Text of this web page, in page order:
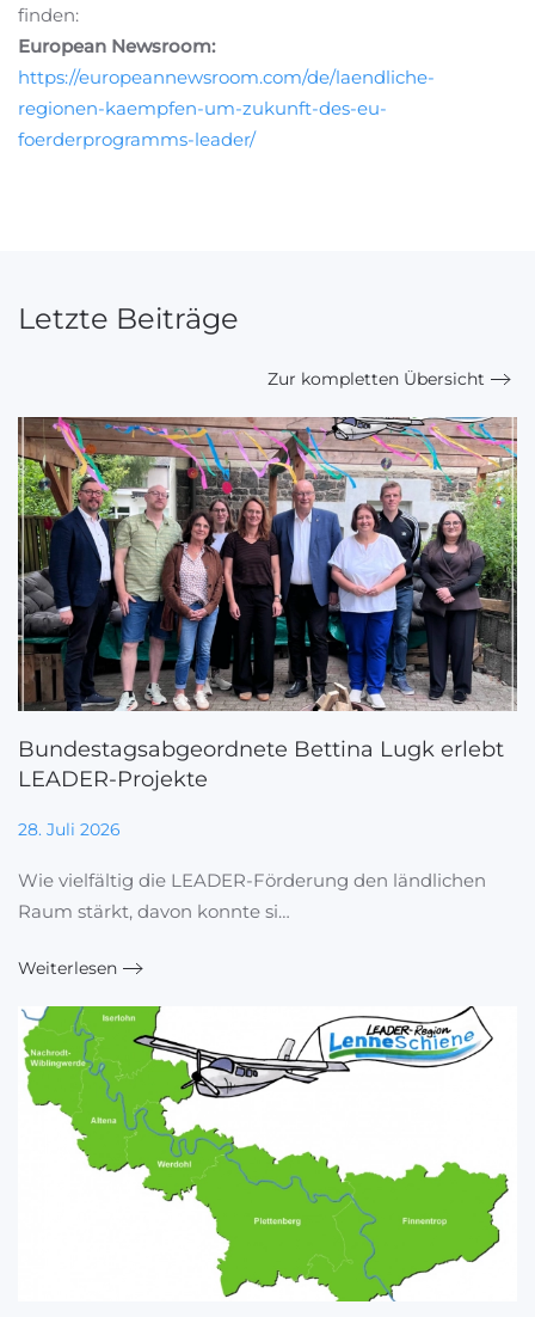
finden:
European Newsroom:
https://europeannewsroom.com/de/laendliche-
regionen-kaempfen-um-zukunft-des-eu-
foerderprogramms-leader/
Letzte Beiträge
Zur kompletten Übersicht
Bundestagsabgeordnete Bettina Lugk erlebt
LEADER-Projekte
28. Juli 2026
Wie vielfältig die LEADER-Förderung den ländlichen
Raum stärkt, davon konnte si…
Weiterlesen